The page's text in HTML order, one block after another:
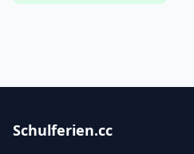
Schulferien.cc